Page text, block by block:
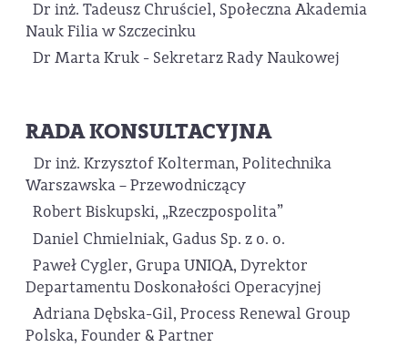
Dr inż. Tadeusz Chruściel, Społeczna Akademia
Nauk Filia w Szczecinku
Dr Marta Kruk - Sekretarz Rady Naukowej
RADA KONSULTACYJNA
Dr inż. Krzysztof Kolterman, Politechnika
Warszawska – Przewodniczący
Robert Biskupski, „Rzeczpospolita”
Daniel Chmielniak, Gadus Sp. z o. o.
Paweł Cygler, Grupa UNIQA, Dyrektor
Departamentu Doskonałości Operacyjnej
Adriana Dębska-Gil, Process Renewal Group
Polska, Founder & Partner